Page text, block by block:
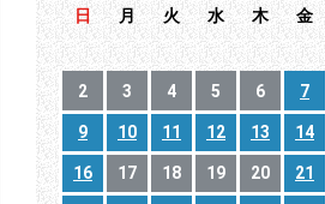
日
月 火 水 木 金
2 3 4 5 6 7
9 10 11 12 13 14
16 17 18 19 20 21